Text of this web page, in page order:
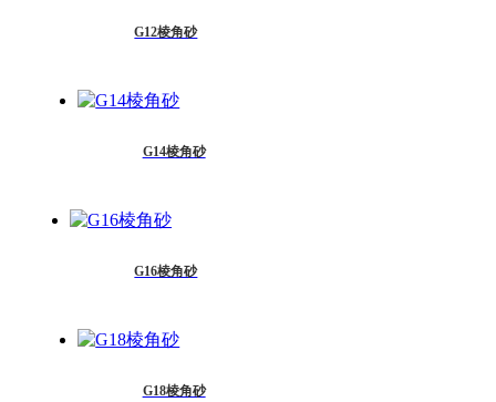
G12棱角砂
G14棱角砂
G16棱角砂
G18棱角砂